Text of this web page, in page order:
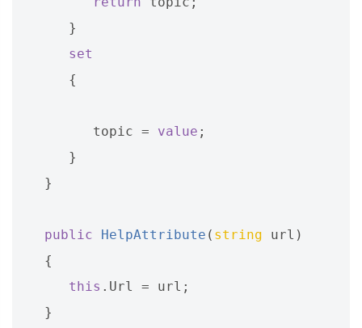
}
set
{
topic = value ;
}
}
public HelpAttribute ( string url )
{
this . Url = url ;
}